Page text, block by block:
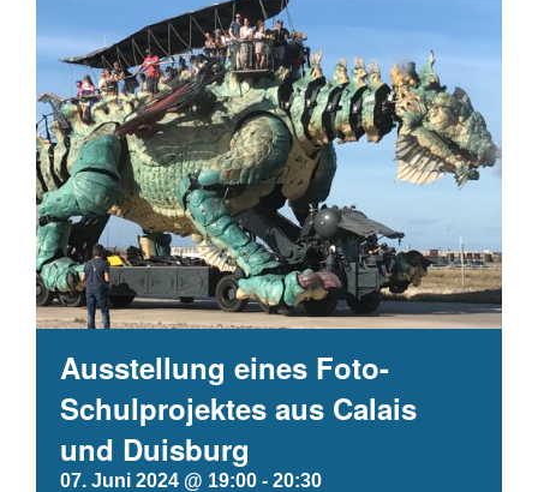
Ausstellung eines Foto-
Schulprojektes aus Calais
und Duisburg
07. Juni 2024 @ 19:00 - 20:30